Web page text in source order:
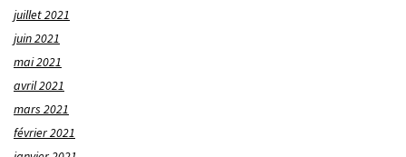
juillet 2021
juin 2021
mai 2021
avril 2021
mars 2021
février 2021